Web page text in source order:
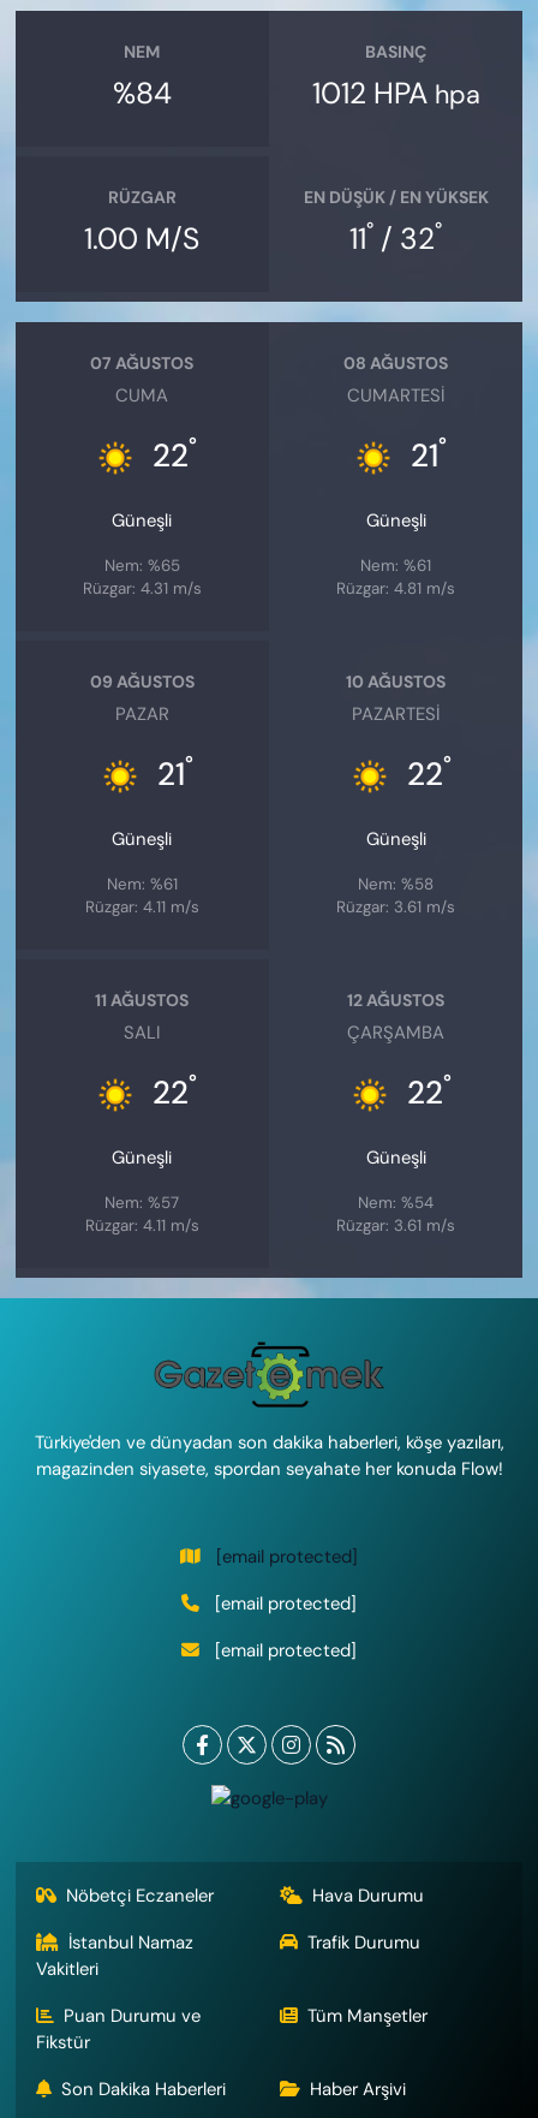
NEM
%84
BASINÇ
1012 HPA hpa
RÜZGAR
1.00 M/S
EN DÜŞÜK / EN YÜKSEK
11° / 32°
07 AĞUSTOS
CUMA
22°
Güneşli
Nem: %65
Rüzgar: 4.31 m/s
08 AĞUSTOS
CUMARTESI
21°
Güneşli
Nem: %61
Rüzgar: 4.81 m/s
09 AĞUSTOS
PAZAR
21°
Güneşli
Nem: %61
Rüzgar: 4.11 m/s
10 AĞUSTOS
PAZARTESI
22°
Güneşli
Nem: %58
Rüzgar: 3.61 m/s
11 AĞUSTOS
SALI
22°
Güneşli
Nem: %57
Rüzgar: 4.11 m/s
12 AĞUSTOS
ÇARŞAMBA
22°
Güneşli
Nem: %54
Rüzgar: 3.61 m/s
Türkiye'den ve dünyadan son dakika haberleri, köşe yazıları,
magazinden siyasete, spordan seyahate her konuda Flow!
[email protected]
[email protected]
[email protected]
Nöbetçi Eczaneler
Hava Durumu
İstanbul Namaz
Vakitleri
Trafik Durumu
Puan Durumu ve
Fikstür
Tüm Manşetler
Son Dakika Haberleri Haber Arşivi